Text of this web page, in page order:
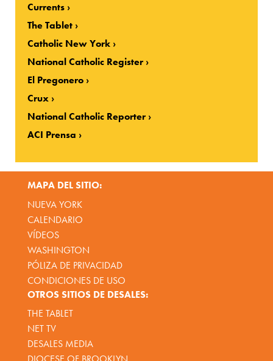
Currents
The Tablet
Catholic New York
National Catholic Register
El Pregonero
Crux
National Catholic Reporter
ACI Prensa
MAPA DEL SITIO:
NUEVA YORK
CALENDARIO
VÍDEOS
WASHINGTON
PÓLIZA DE PRIVACIDAD
CONDICIONES DE USO
OTROS SITIOS DE DESALES:
THE TABLET
NET TV
DESALES MEDIA